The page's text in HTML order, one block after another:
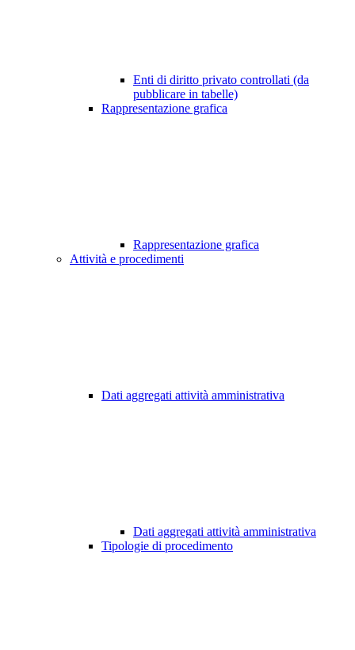
Enti di diritto privato controllati (da
pubblicare in tabelle)
Rappresentazione grafica
Rappresentazione grafica
Attività e procedimenti
Dati aggregati attività amministrativa
Dati aggregati attività amministrativa
Tipologie di procedimento